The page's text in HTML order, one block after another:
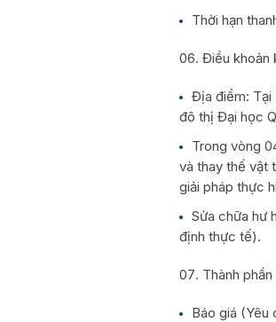
Thời hạn
Điều khoản
Địa điểm: Tại
đô thị Đại học
Trong vòng
và thay thế vật
giải pháp thực
Sửa chữa hư
định thực tế).
Thành
Báo giá (Yêu